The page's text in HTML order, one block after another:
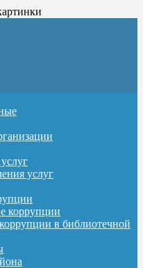
услуг
коррупции
в библиотечной